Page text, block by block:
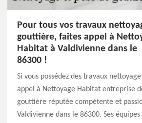
Pour tous vos travaux
gouttière, faites appel à
Habitat à Valdivienne dans le
86300 !
Si vous possédez des travaux
appel à Nettoyage Habitat entreprise
gouttière réputée compétente et
Valdivienne dans le 86300. Ses